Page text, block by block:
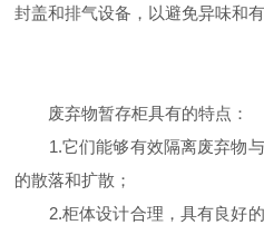
封盖和排气设备，以避免异味和
废弃物暂存柜具有的特点：
1.它们能够有效隔离废弃物与
的散落和扩散；
2.柜体设计合理，具有良好的